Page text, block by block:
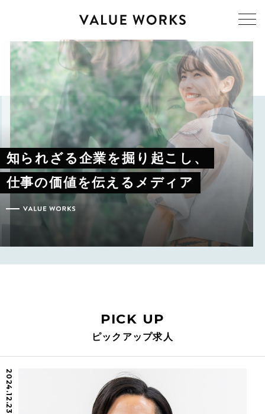
知られざる企業を掘り起こし、
仕事の価値を伝えるメディア
PICK UP
ピックアップ求人
2024.12.23